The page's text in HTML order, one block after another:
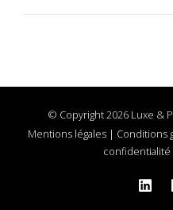
© Copyright 2026 Luxe &
Mentions légales | Conditions
confidentialité